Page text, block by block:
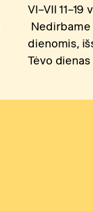
VI–VII 11–19
dienomis,
Tėvo dienas